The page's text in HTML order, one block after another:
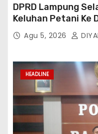
DPRD Lampung
Keluhan Petani Ke
Penyaluran Pupuk
Lestari
Agu 5, 2026
HEADLINE